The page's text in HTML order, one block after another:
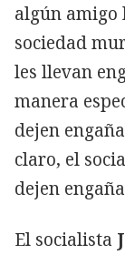
algún amigo
sociedad
les llevan
manera
dejen
claro, el
dejen
El socialista